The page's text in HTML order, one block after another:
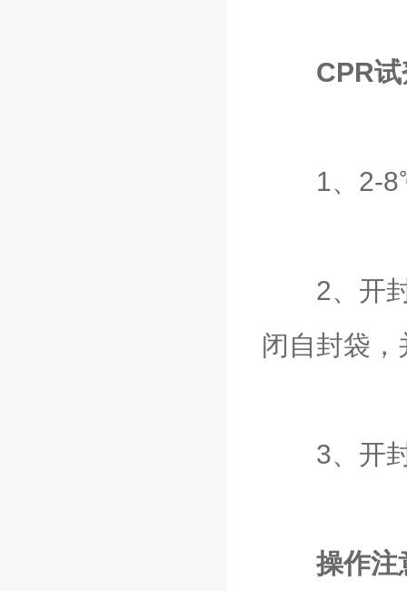
CPR
1、2-8℃
2、开封
闭自封袋
3、开封
操作注